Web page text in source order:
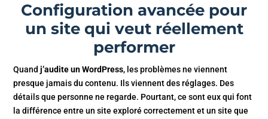
Configuration avancée pour
un site qui veut réellement
performer
Quandj’audite un WordPress, les problèmes ne viennent
presque jamais du contenu. Ils viennent des réglages. Des
détails que personne ne regarde. Pourtant, ce sont eux qui font
la différence entre un site exploré correctement et un site que